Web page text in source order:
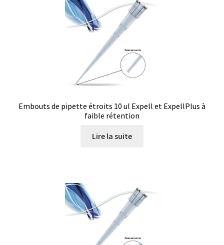
Automatisation avec Lea
Bain-marie et thermostat
Bioréacteur
Broyeur de cellules
Calibrateur de température
Embouts de pipette étroits 10 ul Expell et ExpellPlus à
faible rétention
Lire la suite